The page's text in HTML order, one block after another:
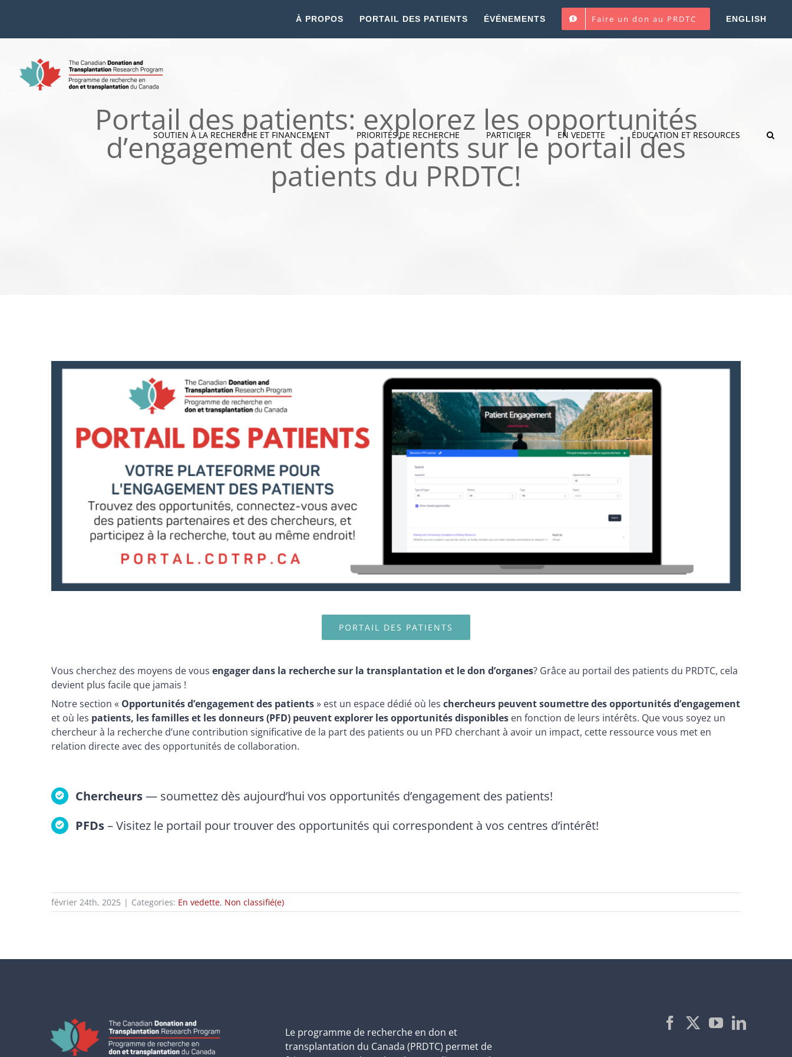
À PROPOS PORTAIL DES PATIENTS ÉVÉNEMENTS Faire un don au PRDTC ENGLISH
SOUTIEN À LA RECHERCHE ET FINANCEMENT PRIORITÉS DE RECHERCHE PARTICIPER EN VEDETTE ÉDUCATION ET RESOURCES
Portail des patients: explorez les opportunités
d’engagement des patients sur le portail des
patients du PRDTC!
PORTAIL DES PATIENTS
Vous cherchez des moyens de vous engager dans la recherche sur la transplantation et le don d’organes? Grâce au portail des patients du PRDTC, cela
devient plus facile que jamais !
Notre section « Opportunités d’engagement des patients» est un espace dédié où les chercheurs peuvent soumettre des opportunités d’engagement
et où les patients, les familles et les donneurs (PFD) peuvent explorer les opportunités disponiblesen fonction de leurs intérêts. Que vous soyez un
chercheur à la recherche d’une contribution significative de la part des patients ou un PFD cherchant à avoir un impact, cette ressource vous met en
relation directe avec des opportunités de collaboration.
Chercheurs— soumettez dès aujourd’hui vos opportunités d’engagement des patients!
PFDs– Visitez le portail pour trouver des opportunités qui correspondent à vos centres d’intérêt!
février 24th, 2025 | Categories: En vedette, Non classifié(e)
Le programme de recherche en don et
transplantation du Canada (PRDTC) permet de